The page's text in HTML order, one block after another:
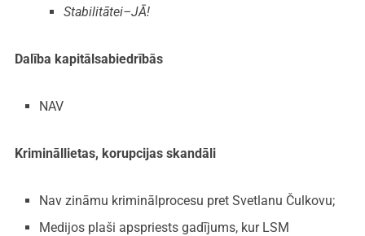
Stabilitātei–JĀ!
Dalība kapitālsabiedrībās
NAV
Krimināllietas, korupcijas skandāli
Nav zināmu kriminālprocesu pret Svetlanu Čulkovu;
Medijos plaši apspriests gadījums, kur LSM